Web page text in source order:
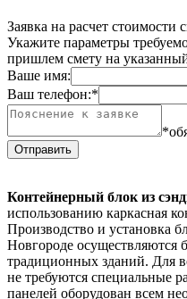
Заявка на расчет стоимости
Укажите параметры
пришлем смету на
Ваше имя:
Ваш телефон:*
Контейнерный блок из
использованию каркасная
Производство и установка
Новгороде осуществляются
традиционных зданий. Для
не требуются специальные
панелей оборудован всем